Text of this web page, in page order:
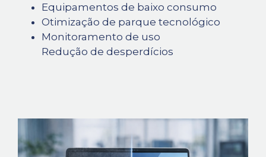
Equipamentos de baixo consumo
Otimização de parque tecnológico
Monitoramento de uso
Redução de desperdícios